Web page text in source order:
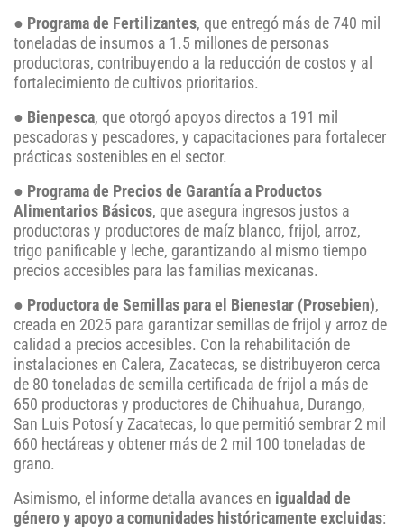
● Programa de Fertilizantes, que entregó más de 740 mil
toneladas de insumos a 1.5 millones de personas
productoras, contribuyendo a la reducción de costos y al
fortalecimiento de cultivos prioritarios.
● Bienpesca, que otorgó apoyos directos a 191 mil
pescadoras y pescadores, y capacitaciones para fortalecer
prácticas sostenibles en el sector.
● Programa de Precios de Garantía a Productos
Alimentarios Básicos, que asegura ingresos justos a
productoras y productores de maíz blanco, frijol, arroz,
trigo panificable y leche, garantizando al mismo tiempo
precios accesibles para las familias mexicanas.
● Productora de Semillas para el Bienestar (Prosebien),
creada en 2025 para garantizar semillas de frijol y arroz de
calidad a precios accesibles. Con la rehabilitación de
instalaciones en Calera, Zacatecas, se distribuyeron cerca
de 80 toneladas de semilla certificada de frijol a más de
650 productoras y productores de Chihuahua, Durango,
San Luis Potosí y Zacatecas, lo que permitió sembrar 2 mil
660 hectáreas y obtener más de 2 mil 100 toneladas de
grano.
Asimismo, el informe detalla avances en igualdad de
género y apoyo a comunidades históricamente excluidas: